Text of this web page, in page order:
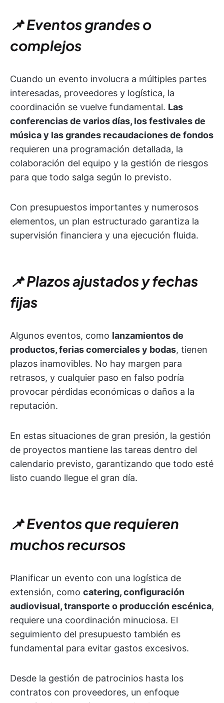
📌 Eventos grandes o
complejos
Cuando un evento involucra a múltiples partes
interesadas, proveedores y logística, la
coordinación se vuelve fundamental. Las
conferencias de varios días, los festivales de
música y las grandes recaudaciones de fondos
requieren una programación detallada, la
colaboración del equipo y la gestión de riesgos
para que todo salga según lo previsto.
Con presupuestos importantes y numerosos
elementos, un plan estructurado garantiza la
supervisión financiera y una ejecución fluida.
📌 Plazos ajustados y fechas
fijas
Algunos eventos, como lanzamientos de
productos, ferias comerciales y bodas, tienen
plazos inamovibles. No hay margen para
retrasos, y cualquier paso en falso podría
provocar pérdidas económicas o daños a la
reputación.
En estas situaciones de gran presión, la gestión
de proyectos mantiene las tareas dentro del
calendario previsto, garantizando que todo esté
listo cuando llegue el gran día.
📌 Eventos que requieren
muchos recursos
Planificar un evento con una logística de
extensión, como catering, configuración
audiovisual, transporte o producción escénica,
requiere una coordinación minuciosa. El
seguimiento del presupuesto también es
fundamental para evitar gastos excesivos.
Desde la gestión de patrocinios hasta los
contratos con proveedores, un enfoque